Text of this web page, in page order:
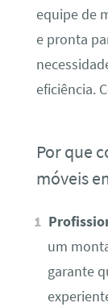
equipe de
e pronta
eficiência.
Por que
móveis
um
garante